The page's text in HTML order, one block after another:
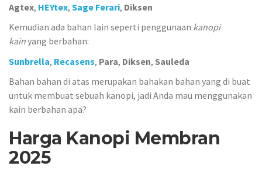
Agtex, HEYtex, Sage Ferari, Diksen
Kemudian ada bahan lain seperti penggunaan kanopi
kainyang berbahan:
Sunbrella, Recasens, Para, Diksen, Sauleda
Bahan bahan di atas merupakan bahakan bahan yang di buat
untuk membuat sebuah kanopi, jadi Anda mau menggunakan
kain berbahan apa?
Harga Kanopi Membran
2025